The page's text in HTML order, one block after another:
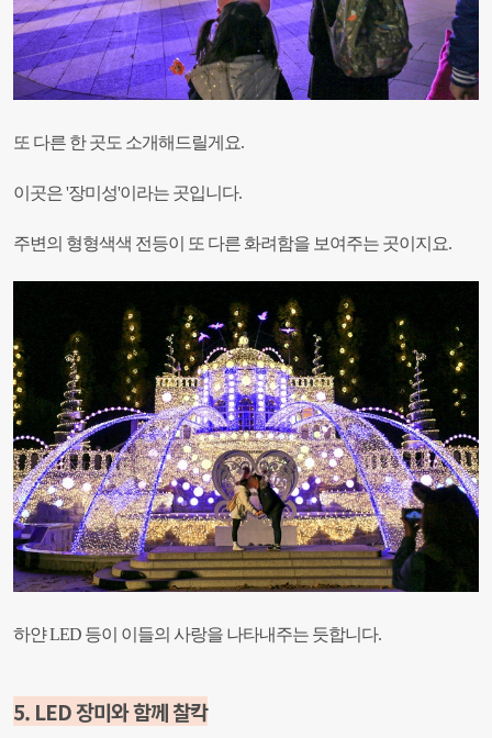
또 다른 한 곳도 소개해드릴게요.
이곳은 '장미성'이라는 곳입니다.
주변의 형형색색 전등이 또 다른 화려함을 보여주는 곳이지요.
하얀 LED 등이 이들의 사랑을 나타내주는 듯합니다.
5. LED 장미와 함께 찰칵